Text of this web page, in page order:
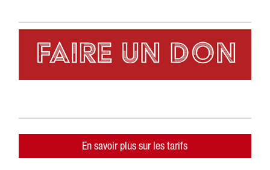
En savoir plus sur les tarifs